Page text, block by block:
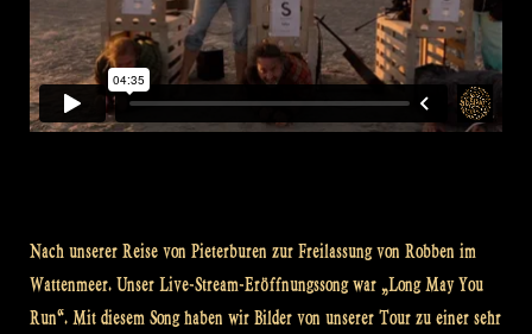
Nach unserer Reise von Pieterburen zur Freilassung von Robben im
Wattenmeer. Unser Live-Stream-Eröffnungssong war „Long May You
Run“. Mit diesem Song haben wir Bilder von unserer Tour zu einer sehr